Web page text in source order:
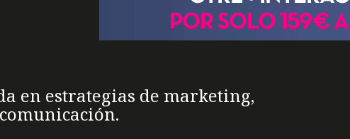
en estrategias de marketing,